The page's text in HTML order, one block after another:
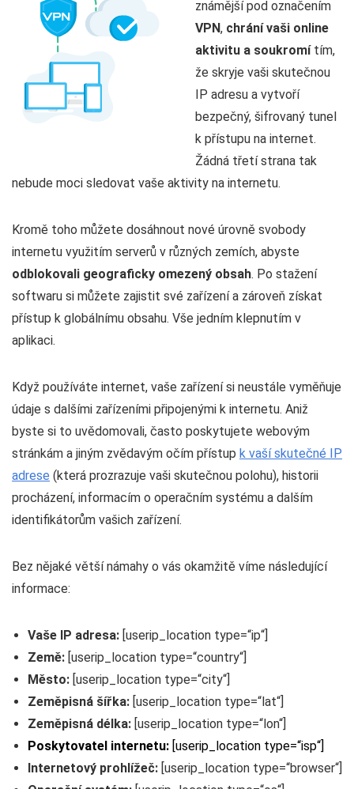
známější pod označením
VPN, chrání vaši online
aktivitu a soukromítím,
že skryje vaši skutečnou
IP adresu a vytvoří
bezpečný, šifrovaný tunel
k přístupu na internet.
Žádná třetí strana tak
nebude moci sledovat vaše aktivity na internetu.
Kromě toho můžete dosáhnout nové úrovně svobody
internetu využitím serverů v různých zemích, abyste
odblokovali geograficky omezený obsah. Po stažení
softwaru si můžete zajistit své zařízení a zároveň získat
přístup k globálnímu obsahu. Vše jedním klepnutím v
aplikaci.
Když používáte internet, vaše zařízení si neustále vyměňuje
údaje s dalšími zařízeními připojenými k internetu. Aniž
byste si to uvědomovali, často poskytujete webovým
stránkám a jiným zvědavým očím přístup k vaší skutečné IP
adrese (která prozrazuje vaši skutečnou polohu), historii
procházení, informacím o operačním systému a dalším
identifikátorům vašich zařízení.
Bez nějaké větší námahy o vás okamžitě víme následující
informace:
Vaše IP adresa: [userip_location type=“ip“]
Země: [userip_location type=“country“]
Město: [userip_location type=“city“]
Zeměpisná šířka: [userip_location type=“lat“]
Zeměpisná délka: [userip_location type=“lon“]
Poskytovatel internetu: [userip_location type=“isp“]
Internetový prohlížeč: [userip_location type=“browser“]